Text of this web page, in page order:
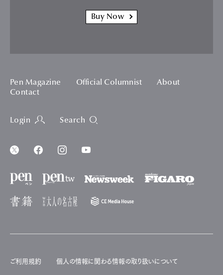
Buy Now
Pen Magazine Official Columnist
About
Contact
Login Search
ご利用規約 個人の情報に関わる情報の取り扱いについて